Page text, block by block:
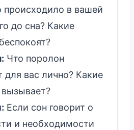
происходило в вашей
до сна? Какие
Что поролон
для вас лично? Какие
Если сон говорит о
и необходимости